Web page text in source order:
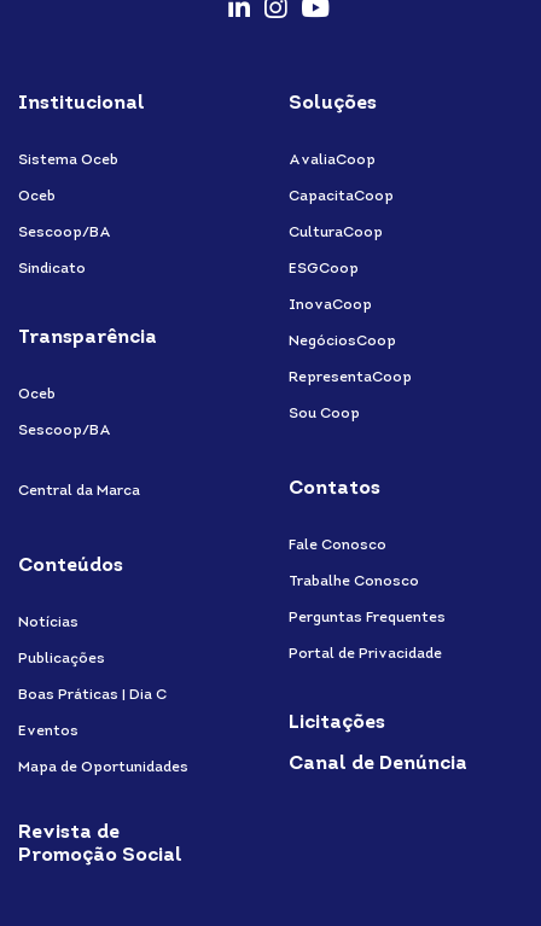
linkedin-
instagram
youtube
Institucional
Sistema Oceb
Oceb
Sescoop/BA
Sindicato
Transparência
Oceb
Sescoop/BA
Central da Marca
Conteúdos
Notícias
Publicações
Boas Práticas | Dia C
Eventos
Mapa de Oportunidades
Revista de
Promoção Social
Soluções
AvaliaCoop
CapacitaCoop
CulturaCoop
ESGCoop
InovaCoop
NegóciosCoop
RepresentaCoop
Sou Coop
Contatos
Fale Conosco
Trabalhe Conosco
Perguntas Frequentes
Portal de Privacidade
Licitações
Canal de Denúncia